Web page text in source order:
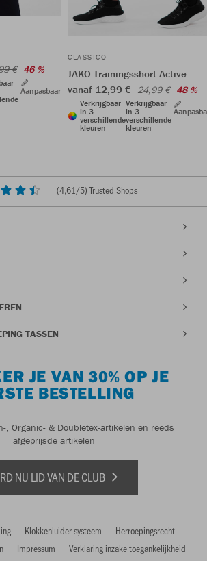
€ 46 %
Aanpasbaar
CLASSICO
JAKO Trainingsshort Active
vanaf 12,99 € 24,99 € 48 %
Verkrijgbaar
in 3
verschillende
kleuren
Verkrijgbaar
in 3
verschillende
kleuren
(4,61/5) Trusted Shops
TASSEN
JE VAN 30% OP JE
BESTELLING
, Organic- & Doubletex-artikelen en reeds
afgeprijsde artikelen
NU LID VAN DE CLUB
Klokkenluider systeem
Herroepingsrecht
Impressum Verklaring inzake toegankelijkheid